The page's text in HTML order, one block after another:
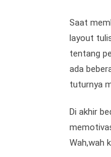
Saat
layout
tentang
ada
tuturnya
Di akhir
Wah,wah